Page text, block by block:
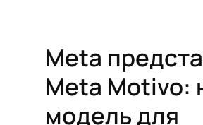
Meta
Meta Motivo:
модель для